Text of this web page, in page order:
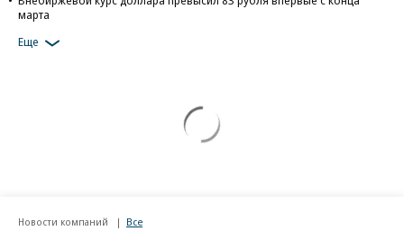
марта
Еще
Новости компаний Все